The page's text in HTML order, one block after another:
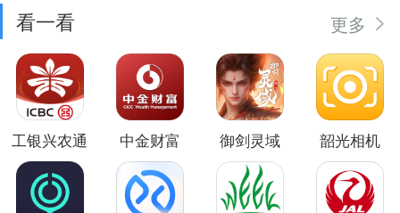
看一看 更多
工银兴农通 中金财富 御剑灵域 韶光相机